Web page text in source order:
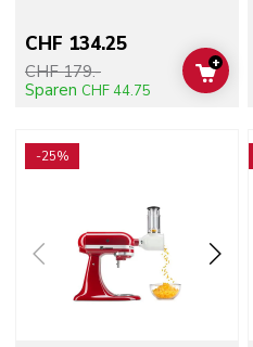
CHF 134.25
CHF 179.-
Sparen CHF 44.75
ADD
+
-25%